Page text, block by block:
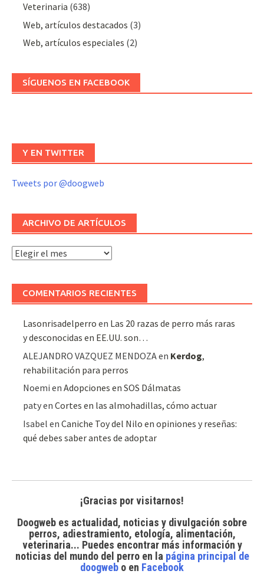
Veterinaria (638)
Web, artículos destacados (3)
Web, artículos especiales (2)
SÍGUENOS EN FACEBOOK
Y EN TWITTER
Tweets por @doogweb
ARCHIVO DE ARTÍCULOS
Archivo
artículos
COMENTARIOS RECIENTES
Lasonrisadelperro en Las 20 razas de perro más raras
y desconocidas en EE.UU. son…
ALEJANDRO VAZQUEZ MENDOZAen Kerdog,
rehabilitación para perros
Noemi enAdopciones en SOS Dálmatas
patyenCortes en las almohadillas, cómo actuar
Isabel enCaniche Toy del Nilo en opiniones y reseñas:
qué debes saber antes de adoptar
¡Gracias por visitarnos!
Doogweb es actualidad, noticias y divulgación sobre
perros, adiestramiento, etología, alimentación,
veterinaria... Puedes encontrar más información y
noticias del mundo del perroen la página principal de
doogweb o en Facebook